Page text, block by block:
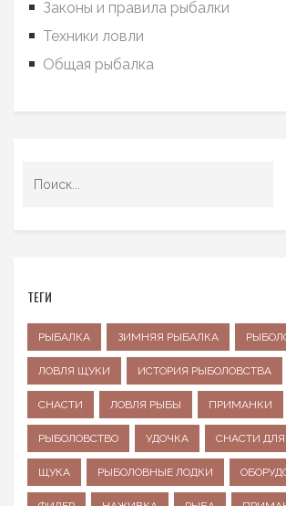
Законы и правила рыбалки
Техники ловли
Общая рыбалка
ТЕГИ
РЫБАЛКА ЗИМНЯЯ РЫБАЛКА
ЛОВЛЯ ЩУКИ ИСТОРИЯ РЫБОЛОВСТВА
СНАСТИ ЛОВЛЯ РЫБЫ ПРИМАНКИ
РЫБОЛОВСТВО УДОЧКА СНАСТИ
ЩУКА РЫБОЛОВНЫЕ ЛОДКИ